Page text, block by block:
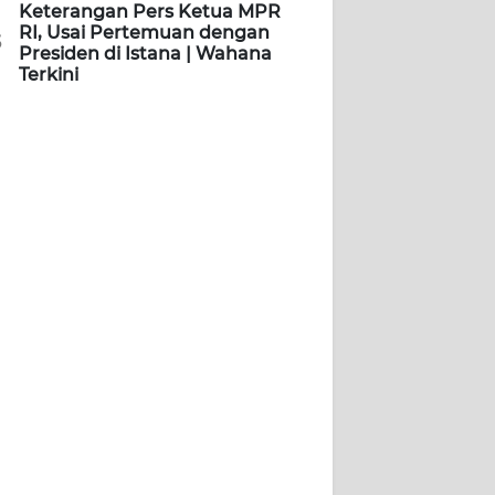
Keterangan Pers Ketua MPR
RI, Usai Pertemuan dengan
Presiden di Istana | Wahana
Terkini